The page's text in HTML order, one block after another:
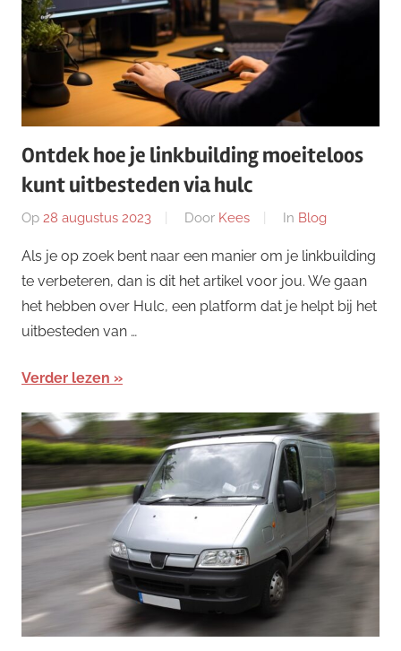
Ontdek hoe je linkbuilding moeiteloos
kunt uitbesteden via hulc
Op 28 augustus 2023 Door Kees In Blog
Als je op zoek bent naar een manier om je linkbuilding
te verbeteren, dan is dit het artikel voor jou. We gaan
het hebben over Hulc, een platform dat je helpt bij het
uitbesteden van …
Verder lezen